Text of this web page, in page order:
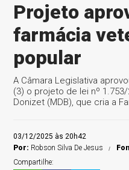
Projeto
farmácia
popular
A Câmara Legislativa
(3) o projeto de lei nº
Donizet (MDB), que cria a
03/12/2025 às 20h42
Por: Robson Silva De Jesus
Compartilhe: